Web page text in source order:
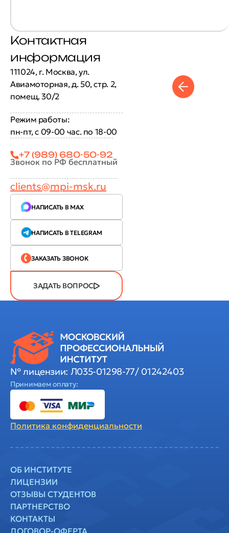
Контактная
информация
111024, г. Москва, ул.
Авиамоторная, д. 50, стр. 2,
помещ. 30/2
Режим работы:
пн-пт, с 09-00 час. по 18-00
+7 (989) 680-50-92
Звонок по РФ бесплатный
clients@mpi-msk.ru
НАПИСАТЬ В MAX
НАПИСАТЬ В TELEGRAM
ЗАКАЗАТЬ ЗВОНОК
ЗАДАТЬ ВОПРОС
№ лицензии: Л035-01298-77/ 01242403
Принимаем оплату:
Политика конфиденциальности
ОБ ИНСТИТУТЕ
ЛИЦЕНЗИИ
ОТЗЫВЫ СТУДЕНТОВ
ПАРТНЕРСТВО
КОНТАКТЫ